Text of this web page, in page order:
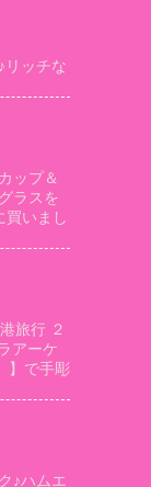
リッチな
ップ＆
ラスを
買いまし
旅行 ２
アーケ
】で手彫
♪ハムエ